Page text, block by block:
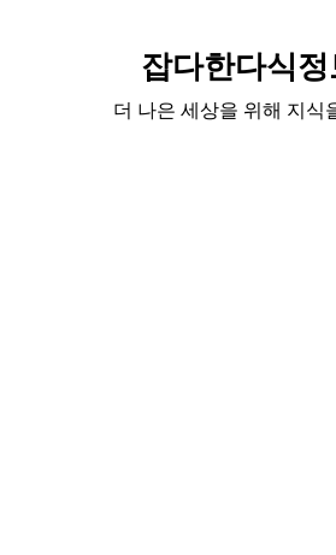
잡다한다식정
더 나은 세상을 위해 지식